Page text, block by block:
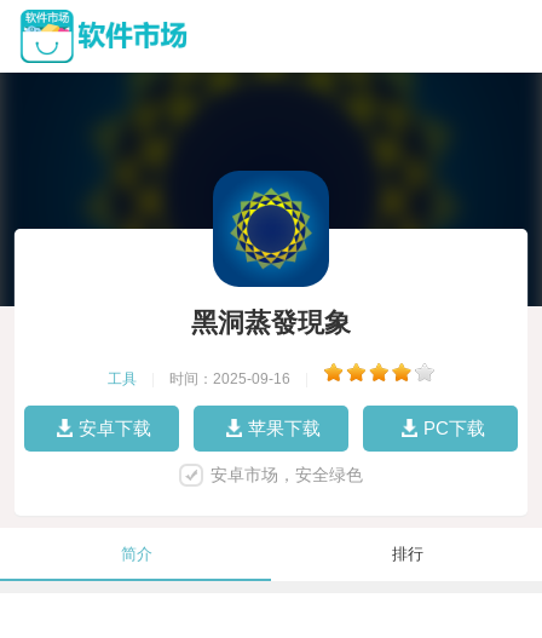
黑洞蒸發現象
工具 时间：2025-09-16
安卓下载 苹果下载 PC下载
安卓市场，安全绿色
简介 排行